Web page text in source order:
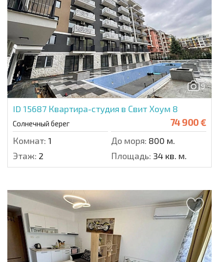
9
ID 15687 Квартира-студия в Свит Хоум 8
Солнечный берег 74 900 €
Комнат: 1 До моря: 800 м.
Этаж: 2 Площадь: 34 кв. м.